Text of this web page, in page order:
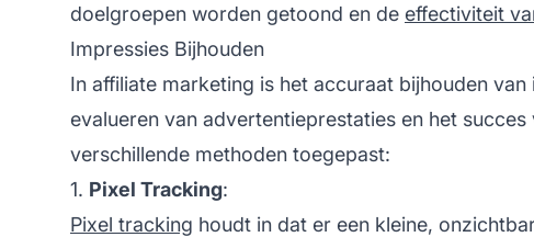
doelgroepen worden getoond en de effectiviteit
Impressies Bijhouden
In affiliate marketing is het accuraat bijhouden
evalueren van advertentieprestaties en het
verschillende methoden toegepast:
1. Pixel Tracking:
Pixel tracking houdt in dat er een kleine,